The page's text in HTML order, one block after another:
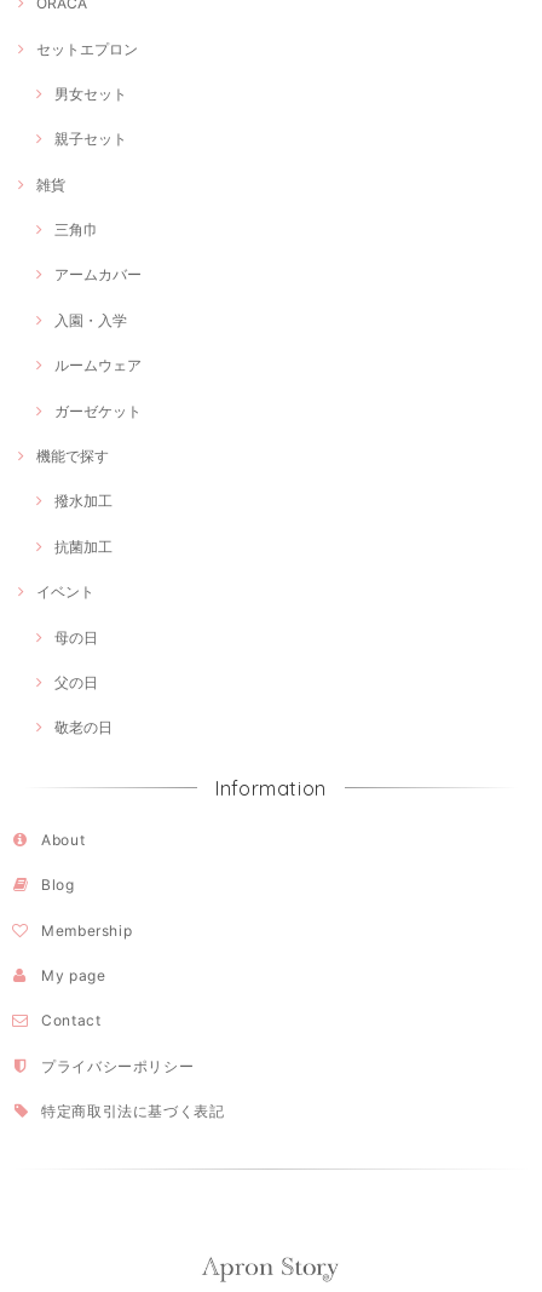
セットエプロン
男女セット
親子セット
雑貨
三角巾
アームカバー
入園・入学
ルームウェア
ガーゼケット
機能で探す
撥水加工
抗菌加工
イベント
母の日
父の日
敬老の日
Information
About
Blog
Membership
My page
Contact
プライバシーポリシー
特定商取引法に基づく表記